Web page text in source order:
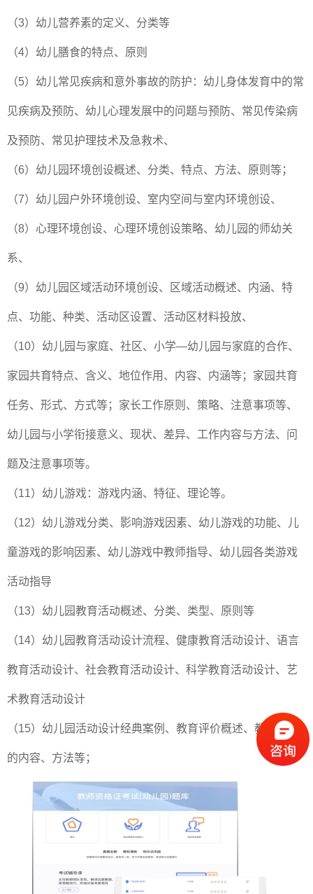
（3）幼儿营养素的定义、分类等
（4）幼儿膳食的特点、原则
（5）幼儿常见疾病和意外事故的防护：幼儿身体发育中的常
见疾病及预防、幼儿心理发展中的问题与预防、常见传染病
及预防、常见护理技术及急救术、
（6）幼儿园环境创设概述、分类、特点、方法、原则等；
（7）幼儿园户外环境创设、室内空间与室内环境创设、
（8）心理环境创设、心理环境创设策略、幼儿园的师幼关
系、
（9）幼儿园区域活动环境创设、区域活动概述、内涵、特
点、功能、种类、活动区设置、活动区材料投放、
（10）幼儿园与家庭、社区、小学—幼儿园与家庭的合作、
家园共育特点、含义、地位作用、内容、内涵等；家园共育
任务、形式、方式等；家长工作原则、策略、注意事项等、
幼儿园与小学衔接意义、现状、差异、工作内容与方法、问
题及注意事项等。
（11）幼儿游戏：游戏内涵、特征、理论等。
（12）幼儿游戏分类、影响游戏因素、幼儿游戏的功能、儿
童游戏的影响因素、幼儿游戏中教师指导、幼儿园各类游戏
活动指导
（13）幼儿园教育活动概述、分类、类型、原则等
（14）幼儿园教育活动设计流程、健康教育活动设计、语言
教育活动设计、社会教育活动设计、科学教育活动设计、艺
术教育活动设计
（15）幼儿园活动设计经典案例、教育评价概述、教育评价
的内容、方法等；